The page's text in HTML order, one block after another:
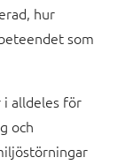
hur
som
i alldeles för
och